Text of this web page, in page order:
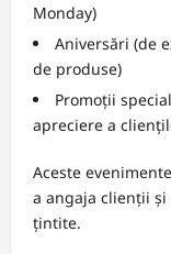
Monday)
Aniversări (de
de produse)
Promoții
apreciere a
Aceste
a angaja clienții
țintite.